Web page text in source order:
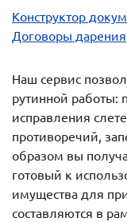
Конструктор
Договоры дарения
Наш сервис
рутинной работы:
исправления
противоречий,
образом вы
готовый к
имущества для
составляются в